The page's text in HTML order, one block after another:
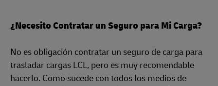
¿Necesito Contratar un Seguro para Mi Carga?
No es obligación contratar un seguro de carga para
trasladar cargas LCL, pero es muy recomendable
hacerlo. Como sucede con todos los medios de